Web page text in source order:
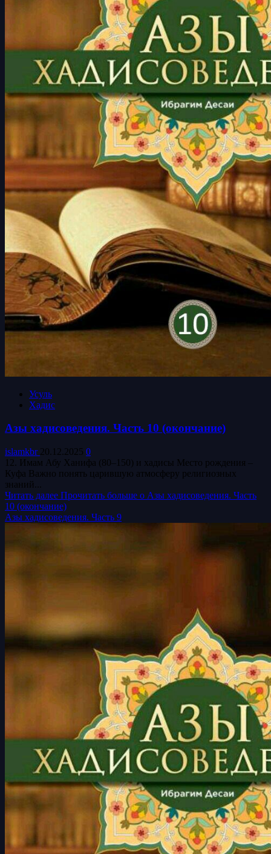
Усуль
Хадис
Азы хадисоведения. Часть 10 (окончание)
islamkbr 20.12.2025 0
12. Имам Абу Ханифа (80–150) и хадисы Место рождения –
Куфа Важно понять царившую атмосферу религиозных
знаний...
Читать далее Прочитать больше о Азы хадисоведения. Часть
10 (окончание)
Азы хадисоведения. Часть 9